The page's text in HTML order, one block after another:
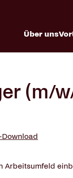
Über uns
(m/
Download
Arbeitsumfeld